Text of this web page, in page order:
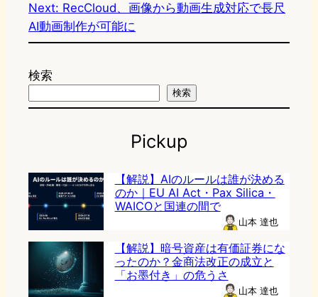
Next: RecCloud、画像から動画生成対応で長尺
AI動画制作が可能に
検索
検索
Pickup
【解説】AIのルールは誰が決める
のか｜EU AI Act・Pax Silica・
WAICOと国連の間で
山本 達也
【解説】暗号資産は有価証券にな
ったのか？金商法改正の成立と
「お墨付き」の危うさ
山本 達也